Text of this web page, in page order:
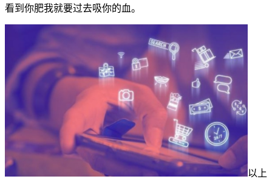
看到你肥我就要过去吸你的血。
以上